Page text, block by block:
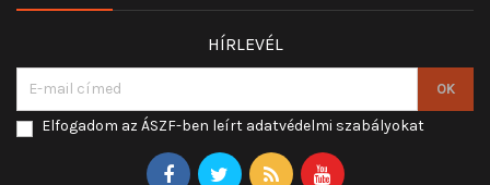
HÍRLEVÉL
Elfogadom az ÁSZF-ben leírt adatvédelmi szabályokat